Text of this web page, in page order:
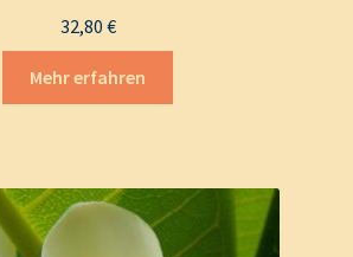
32,80 €
Mehr erfahren